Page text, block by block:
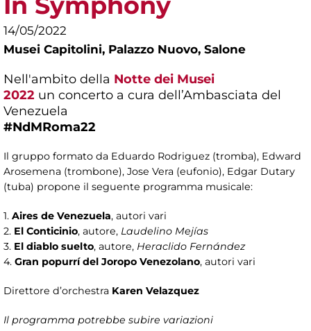
14/05/2022
Musei Capitolini, Palazzo Nuovo, Salone
Nell'ambito della Notte dei Musei
2022 un concerto a cura dell’Ambasciata del
Venezuela
#NdMRoma22
Il gruppo formato da Eduardo Rodriguez (tromba), Edward
Arosemena (trombone), Jose Vera (eufonio), Edgar Dutary
(tuba) propone il seguente programma musicale:
1. Aires de Venezuela, autori vari
2. El Conticinio, autore, Laudelino Mejías
3. El diablo suelto, autore, Heraclido Fernández
4. Gran popurrí del Joropo Venezolano, autori vari
Direttore d’orchestra Karen Velazquez
Il programma potrebbe subire variazioni